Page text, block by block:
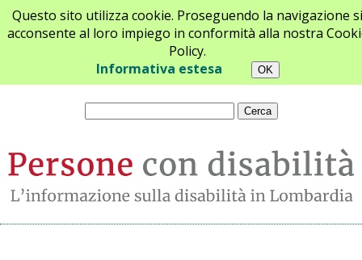
Questo sito utilizza cookie. Proseguendo la navigazione si
acconsente al loro impiego in conformità alla nostra
Policy.
Informativa estesa
Chi siamo Newsletter Contatti